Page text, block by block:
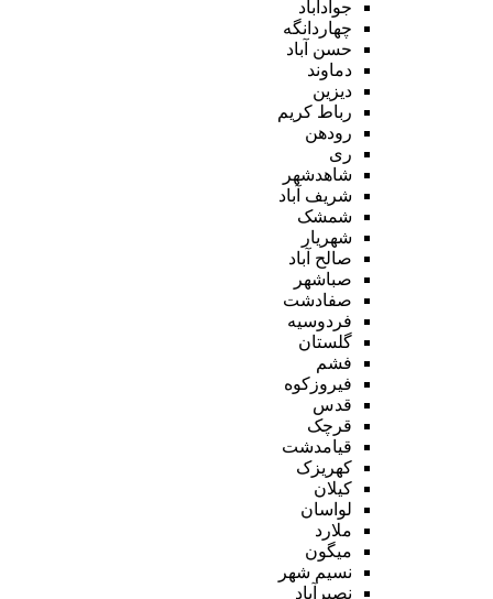
جوادآباد
چهاردانگه
حسن آباد
دماوند
دیزین
رباط کریم
رودهن
ری
شاهدشهر
شریف آباد
شمشک
شهریار
صالح آباد
صباشهر
صفادشت
فردوسیه
گلستان
فشم
فیروزکوه
قدس
قرچک
قیامدشت
کهریزک
کیلان
لواسان
ملارد
میگون
نسیم شهر
نصیرآباد